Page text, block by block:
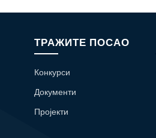
ТРАЖИТЕ ПОСАО
Конкурси
Документи
Пројекти